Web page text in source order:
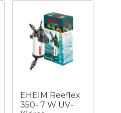
EHEIM Reeflex
350- 7 W UV-